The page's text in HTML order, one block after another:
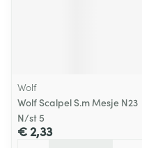
Wolf
Wolf Scalpel S.m Mesje N23
N/st 5
€ 2,33